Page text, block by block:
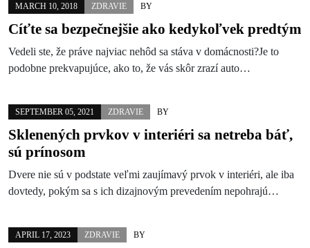
MARCH 10, 2018 ZDRAVIE BY
Cíťte sa bezpečnejšie ako kedykoľvek predtým
Vedeli ste, že práve najviac nehôd sa stáva v domácnosti?Je to
podobne prekvapujúce, ako to, že vás skôr zrazí auto…
SEPTEMBER 05, 2021 ZDRAVIE BY
Sklenených prvkov v interiéri sa netreba báť,
sú prínosom
Dvere nie sú v podstate veľmi zaujímavý prvok v interiéri, ale iba
dovtedy, pokým sa s ich dizajnovým prevedením nepohrajú…
APRIL 17, 2023 ZDRAVIE BY